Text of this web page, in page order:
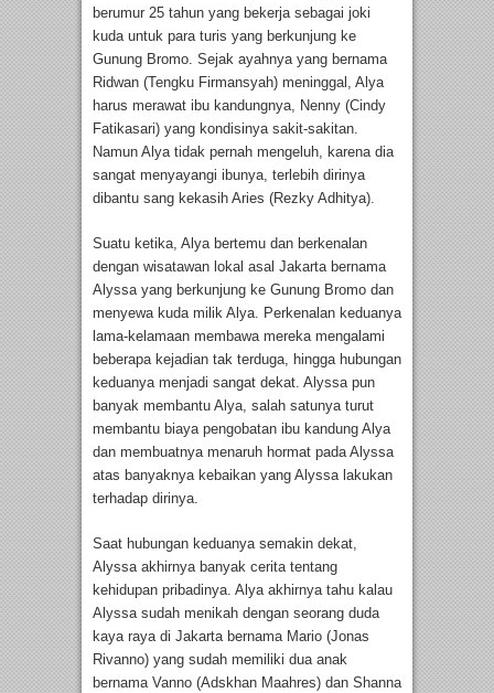
berumur 25 tahun yang bekerja sebagai joki
kuda untuk para turis yang berkunjung ke
Gunung Bromo. Sejak ayahnya yang bernama
Ridwan (Tengku Firmansyah) meninggal, Alya
harus merawat ibu kandungnya, Nenny (Cindy
Fatikasari) yang kondisinya sakit-sakitan.
Namun Alya tidak pernah mengeluh, karena dia
sangat menyayangi ibunya, terlebih dirinya
dibantu sang kekasih Aries (Rezky Adhitya).
Suatu ketika, Alya bertemu dan berkenalan
dengan wisatawan lokal asal Jakarta bernama
Alyssa yang berkunjung ke Gunung Bromo dan
menyewa kuda milik Alya. Perkenalan keduanya
lama-kelamaan membawa mereka mengalami
beberapa kejadian tak terduga, hingga hubungan
keduanya menjadi sangat dekat. Alyssa pun
banyak membantu Alya, salah satunya turut
membantu biaya pengobatan ibu kandung Alya
dan membuatnya menaruh hormat pada Alyssa
atas banyaknya kebaikan yang Alyssa lakukan
terhadap dirinya.
Saat hubungan keduanya semakin dekat,
Alyssa akhirnya banyak cerita tentang
kehidupan pribadinya. Alya akhirnya tahu kalau
Alyssa sudah menikah dengan seorang duda
kaya raya di Jakarta bernama Mario (Jonas
Rivanno) yang sudah memiliki dua anak
bernama Vanno (Adskhan Maahres) dan Shanna